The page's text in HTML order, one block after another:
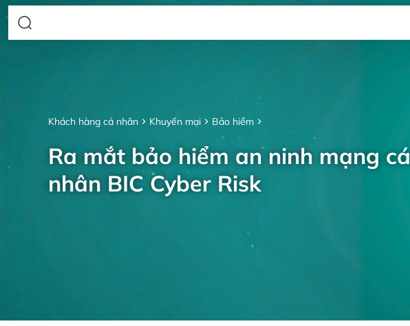
Khách hàng cá nhân Khuyến mại Bảo hiểm
Ra mắt bảo hiểm an ninh mạng cá
nhân BIC Cyber Risk